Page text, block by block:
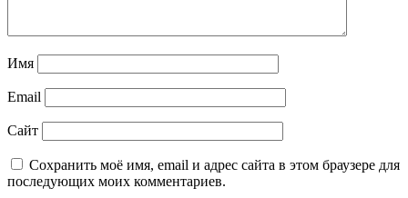
Имя
Email
Сайт
Сохранить моё имя, email и адрес сайта в этом браузере для
последующих моих комментариев.